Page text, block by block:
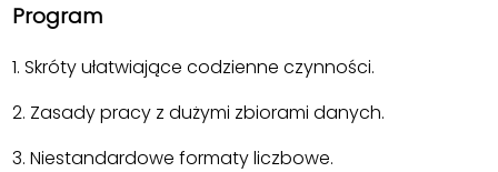
Program
1. Skróty ułatwiające codzienne czynności.
2. Zasady pracy z dużymi zbiorami danych.
3. Niestandardowe formaty liczbowe.